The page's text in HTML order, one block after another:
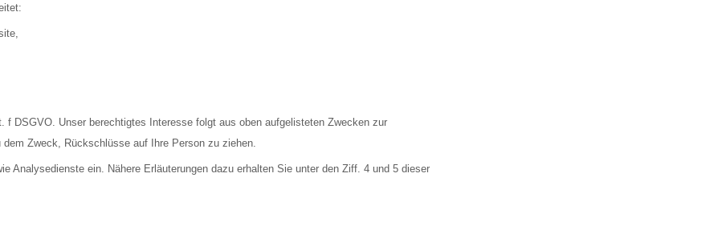
DSGVO. Unser berechtigtes Interesse folgt aus oben aufgelisteten Zwecken zur
Zweck, Rückschlüsse auf Ihre Person zu ziehen.
Analysedienste ein. Nähere Erläuterungen dazu erhalten Sie unter den Ziff. 4 und 5 dieser